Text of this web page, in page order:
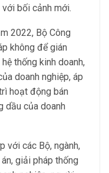
bối cảnh mới.
2022, Bộ Công
không để gián
thống kinh doanh,
doanh nghiệp, áp
hoạt động bán
dầu của doanh
với các Bộ, ngành,
giải pháp thống